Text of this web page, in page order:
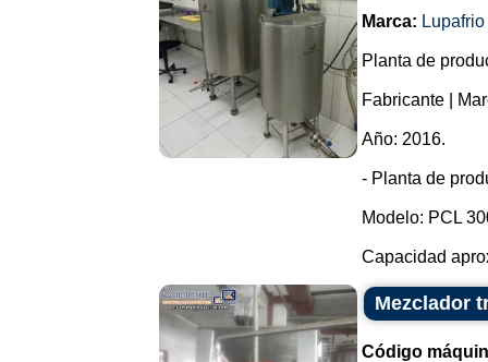
Marca: Lupafrio
Planta de
Fabricante |
Año: 2016.
- Planta de
Modelo: PCL
Capacidad
Mezclador
Código